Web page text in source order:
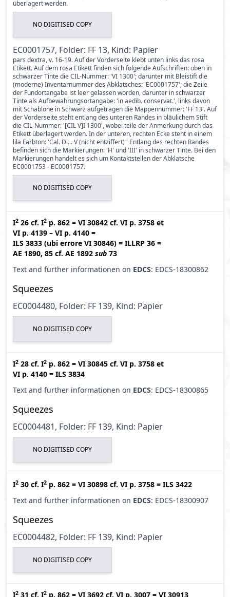
überlagert werden.
NO DIGITISED COPY
EC0001757, Folder: FF 13, Kind: Papier
pars dextra, v. 16-19. Auf der Vorderseite klebt unten links das rosa
Etikett. Auf dem rosa Etikett finden sich folgende Aufschriften: oben in
schwarzer Tinte die CIL-Nummer: 'VI 1300'; darunter mit Bleistift die
(moderne) Inventarnummer des Abklatsches: 'EC0001757'; die Zeile
der Fundortangabe ist leer gelassen worden, darunter in schwarzer
Tinte als Aufbewahrungsortangabe: 'in aedib. conservat.', links davon
mit Schablone in Schwarz aufgetragen die Mappennummer: 'FF 13'. Auf
der Vorderseite steht entlang des unteren Randes in bläulichem Stift
die CIL-Nummer: '[CIL V]I 1300', wobei teile der Anmerkung durch das
Etikett überlagert werden. In der unteren, rechten Ecke steht in einem
lila Farbton: 'Cal. Di... V (nicht entziffert) ' Entlang des rechten Randes
befinden sich die Markierungen: 'H' und 'III' in schwarzer Tinte. Bei den
Markierungen handelt es sich um Kontaktstellen der Abklatsche
EC0001753 - EC0001757.
NO DIGITISED COPY
I2 26 cf. I2 p. 862 = VI 30842 cf. VI p. 3758 et
VI p. 4139 – VI p. 4140 =
ILS 3833 (ubi errore VI 30846) = ILLRP 36 =
AE 1890, 85 cf. AE 1892 sub 73
Text and further informationen on EDCS: EDCS-18300862
Squeezes
EC0004480, Folder: FF 139, Kind: Papier
NO DIGITISED COPY
I2 28 cf. I2 p. 862 = VI 30845 cf. VI p. 3758 et
VI p. 4140 = ILS 3834
Text and further informationen on EDCS: EDCS-18300865
Squeezes
EC0004481, Folder: FF 139, Kind: Papier
NO DIGITISED COPY
I2 30 cf. I2 p. 862 = VI 30898 cf. VI p. 3758 = ILS 3422
Text and further informationen on EDCS: EDCS-18300907
Squeezes
EC0004482, Folder: FF 139, Kind: Papier
NO DIGITISED COPY
I2 31 cf. I2 p. 862 = VI 3692 cf. VI p. 3007 = VI 30913